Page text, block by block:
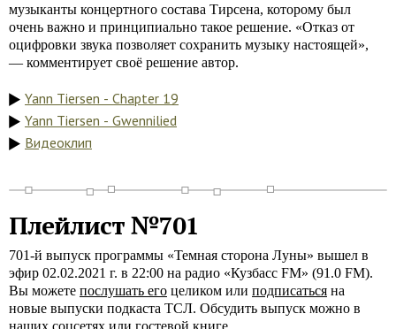
музыканты концертного состава Тирсена, которому был
очень важно и принципиально такое решение. «Отказ от
оцифровки звука позволяет сохранить музыку настоящей»,
— комментирует своё решение автор.
Yann Tiersen - Chapter 19
Yann Tiersen - Gwennilied
Видеоклип
Плейлист №701
701-й выпуск программы «Темная сторона Луны» вышел в
эфир 02.02.2021 г. в 22:00 на радио «Кузбасс FM» (91.0 FM).
Вы можете послушать его целиком или подписаться на
новые выпуски подкаста ТСЛ. Обсудить выпуск можно в
наших соцсетях или гостевой книге.